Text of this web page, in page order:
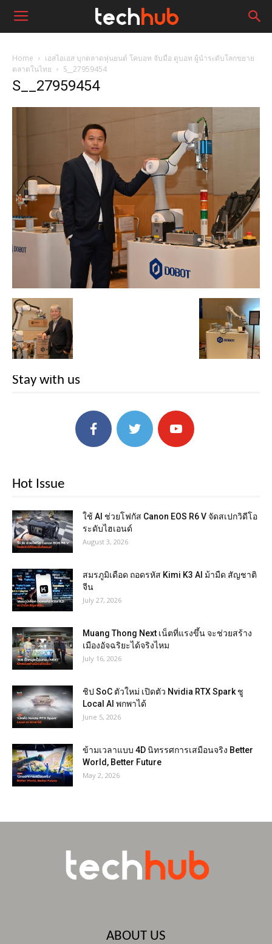
Home
เอสไอเอส บุกตลาดหุ่นยนต์ โคบอท จับมือ ดูบอท ผู้นำระดับโลกขยาย
ตลาดในไทย
S__27959454
S__27959454
Stay with us
Hot Issue
ใช้ AI ช่วยโฟกัส Canon EOS R6 V จัดสเปกวิดีโอ
ระดับไฮเอนด์
August 3, 2026
สมรภูมิเดือด ถอดรหัส Kimi K3 AI ม้ามืด สัญชาติ
จีน
July 27, 2026
Muang Thong Next เน็ตที่แรงขึ้น จะช่วยสร้าง
เมืองอัจฉริยะได้จริงไหม
July 16, 2026
ชิป SoC ตัวใหม่ เปิดตัว Nvidia RTX Spark ชู
Local AI พกพาได้
June 5, 2026
ข้ามเวลาแบบ 4D นิทรรศการเสมือนจริง Better
World, Better Future
May 2, 2026
ABOUT US